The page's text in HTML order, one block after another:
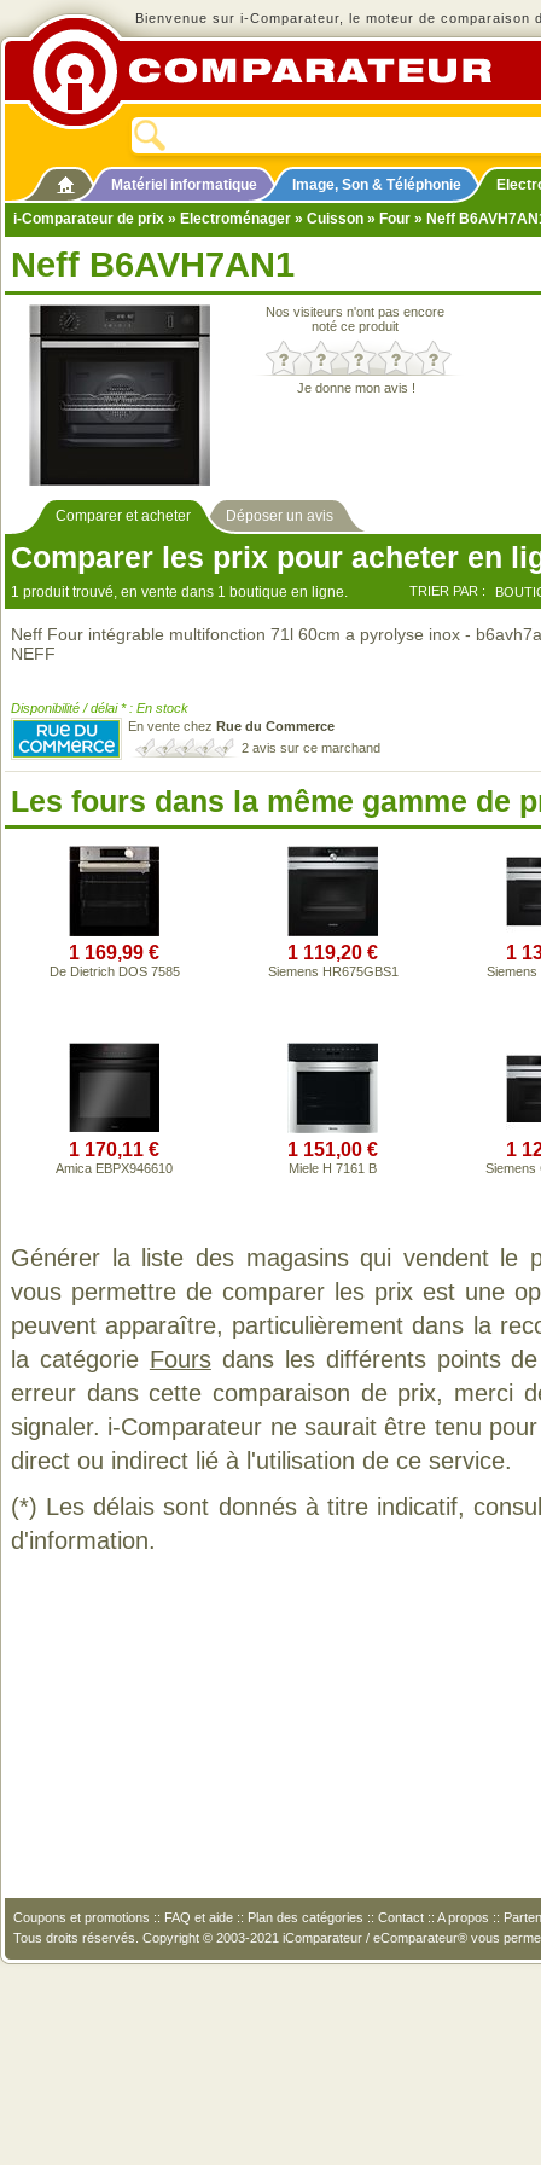
Bienvenue sur i-Comparateur, le moteur de comparaison
Matériel informatique Image, Son & Téléphonie
i-Comparateur de prix » Electroménager » Cuisson » Four » Neff
Neff B6AVH7AN1
Nos visiteurs n'ont pas encore
noté ce produit
Je donne mon avis !
Comparer et acheter Déposer un avis
Comparer les prix pour acheter en
1 produit trouvé, en vente dans 1 boutique en ligne. TRIER PAR :
Neff Four intégrable multifonction 71l 60cm a pyrolyse inox -
NEFF
Disponibilité / délai * : En stock
En vente chez Rue du Commerce
2 avis sur ce marchand
Les fours dans la même gamme de
1 169,99 €
De Dietrich DOS 7585
1 119,20 €
Siemens HR675GBS1
1
Siemens
1 170,11 €
Amica EBPX946610
1 151,00 €
Miele H 7161 B
1
Siemens
Générer la liste des magasins qui vendent le
vous permettre de comparer les prix est une
peuvent apparaître, particulièrement dans la
la catégorie Foursdans les différents points
erreur dans cette comparaison de prix, merci
signaler. i-Comparateur ne saurait être tenu
direct ou indirect lié à l'utilisation de ce service.
(*) Les délais sont donnés à titre indicatif,
d'information.
Coupons et promotions :: FAQ et aide :: Plan des catégories :: Contact :: A propos ::
Tous droits réservés. Copyright © 2003-2021 iComparateur / eComparateur® vous